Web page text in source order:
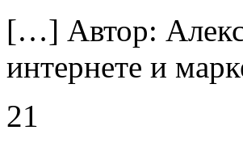
[…] Автор:
интернете и
21